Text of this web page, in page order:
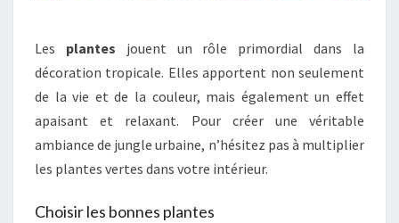
Les plantes jouent un rôle primordial dans la
décoration tropicale. Elles apportent non seulement
de la vie et de la couleur, mais également un effet
apaisant et relaxant. Pour créer une véritable
ambiance de jungle urbaine, n’hésitez pas à multiplier
les plantes vertes dans votre intérieur.
Choisir les bonnes plantes